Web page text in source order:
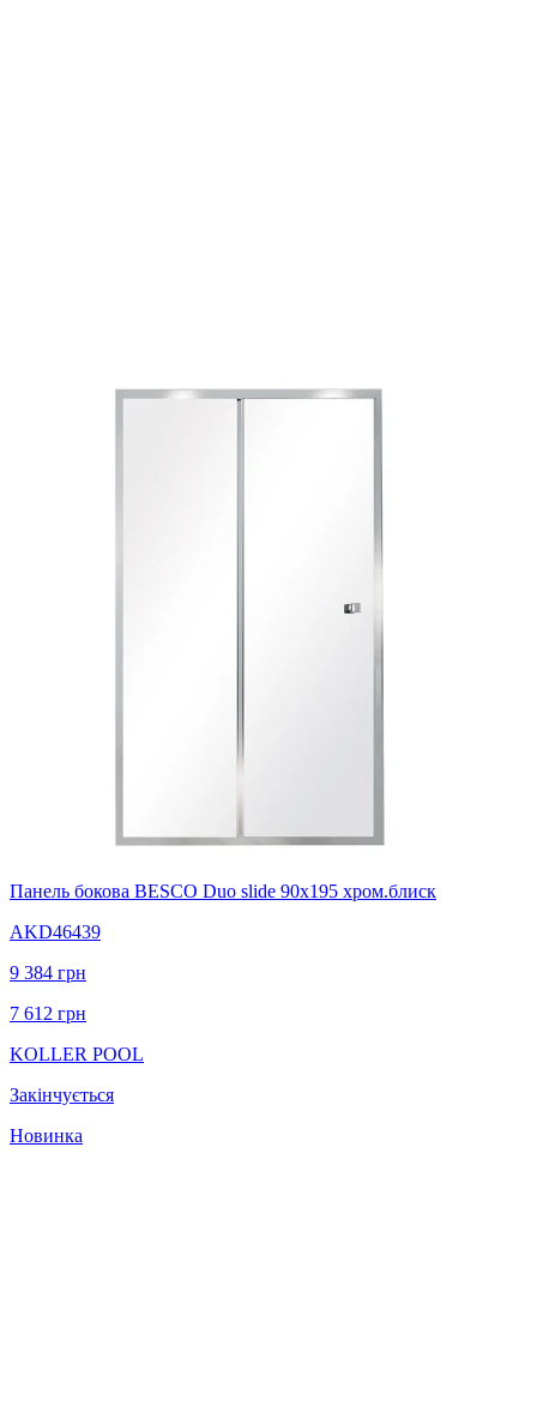
Панель бокова BESCO Duo slide 90x195 хром.блиск
AKD46439
9 384 грн
7 612 грн
KOLLER POOL
Закінчується
Новинка